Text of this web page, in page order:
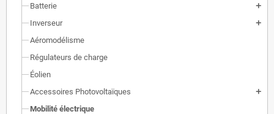
Batterie add
Inverseur add
Aéromodélisme
Régulateurs de charge
Éolien
Accessoires Photovoltaïques
add
Mobilité électrique